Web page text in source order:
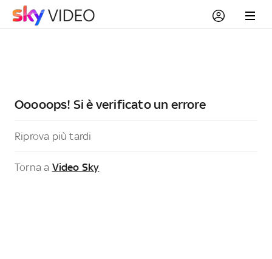
Ooooops! Si è verificato un errore
Riprova più tardi
Torna a Video Sky